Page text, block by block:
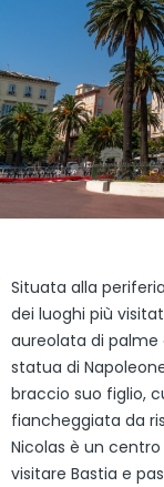
Situata alla
dei luoghi più
aureolata di palme
statua di
braccio suo figlio,
fiancheggiata da
Nicolas è un
visitare Bastia e